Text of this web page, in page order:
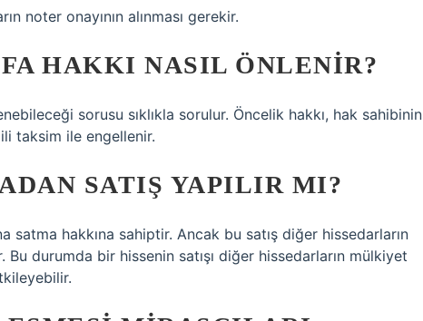
noter onayının alınması gerekir.
HAKKI NASIL ÖNLENIR?
sorusu sıklıkla sorulur. Öncelik hakkı, hak sahibinin
taksim ile engellenir.
SATIŞ YAPILIR MI?
satma hakkına sahiptir. Ancak bu satış diğer hissedarların
Bu durumda bir hissenin satışı diğer hissedarların mülkiyet